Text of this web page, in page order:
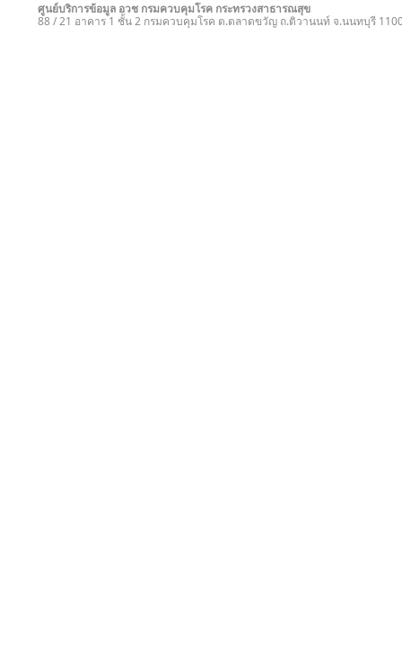
ศูนย์บริการข้อมูล อวช กรมควบคุมโรค กระทรวงสาธารณสุข
88 / 21 อาคาร 1 ชั้น 2 กรมควบคุมโรค ต.ตลาดขวัญ ถ.ติวานนท์ จ.นนทบุรี